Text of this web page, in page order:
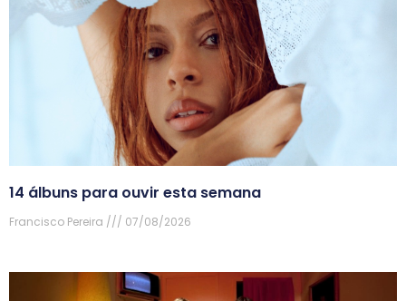
14 álbuns para ouvir esta semana
Francisco Pereira 07/08/2026